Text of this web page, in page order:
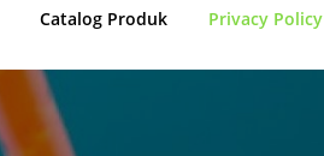
Catalog Produk Privacy Policy